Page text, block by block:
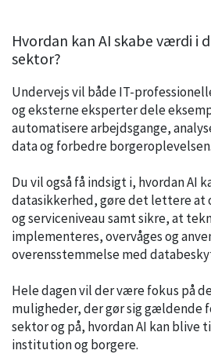
Hvordan kan AI skabe værdi i
sektor?
Undervejs vil både IT-
og eksterne eksperter dele
automatisere arbejdsgange,
data og forbedre borgeroplevelsen.
Du vil også få indsigt i, hvordan AI
datasikkerhed, gøre det lettere at
og serviceniveau samt sikre, at
implementeres, overvåges og
overensstemmelse med
Hele dagen vil der være fokus på
muligheder, der gør sig gældende
sektor og på, hvordan AI kan blive
institution og borgere.